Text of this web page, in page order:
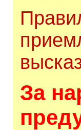
За